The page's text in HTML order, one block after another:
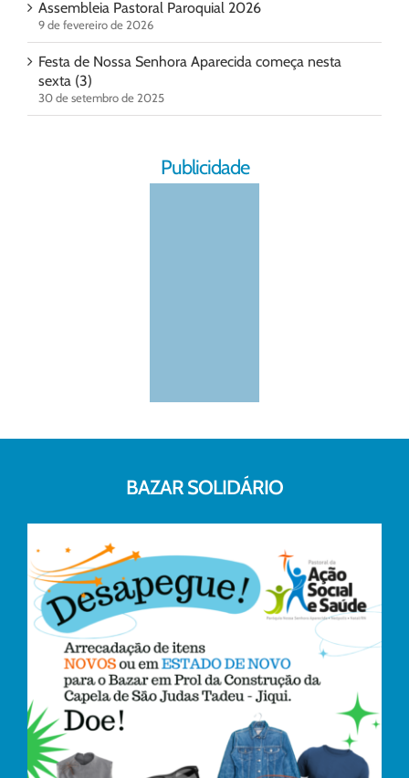
Assembleia Pastoral Paroquial 2026
9 de fevereiro de 2026
Festa de Nossa Senhora Aparecida começa nesta
sexta (3)
30 de setembro de 2025
Publicidade
BAZAR SOLIDÁRIO